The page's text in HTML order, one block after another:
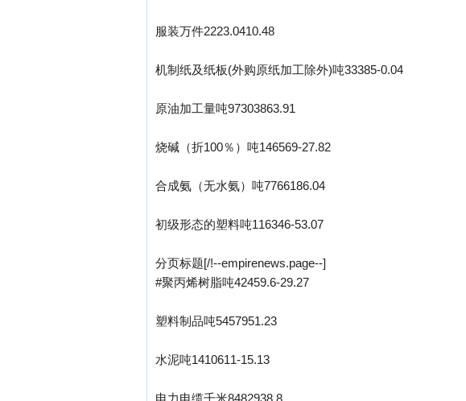
服装万件2223.0410.48
机制纸及纸板(外购原纸加工除外)吨33385-0.04
原油加工量吨97303863.91
烧碱（折100％）吨146569-27.82
合成氨（无水氨）吨7766186.04
初级形态的塑料吨116346-53.07
分页标题[/!--empirenews.page--]
#聚丙烯树脂吨42459.6-29.27
塑料制品吨5457951.23
水泥吨1410611-15.13
电力电缆千米8482938.8